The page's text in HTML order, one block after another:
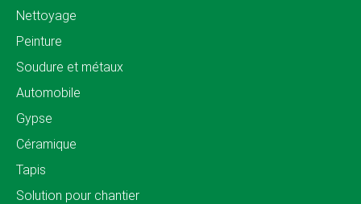
Nettoyage
Peinture
Soudure et métaux
Automobile
Gypse
Céramique
Tapis
Solution pour chantier